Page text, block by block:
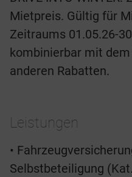
Mietpreis. Gültig für
Zeitraums 01.05.26-
kombinierbar mit
anderen Rabatten.
Leistungen
•
Selbstbeteiligung